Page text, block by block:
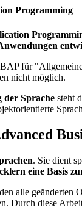
Programming
für
nicht möglich.
der Sprache steht
. Sie dient
eine Basis
alle geänderten
Durch diese